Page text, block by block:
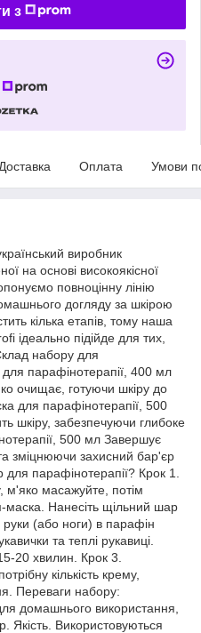
з
Доставка Оплата Умови
виробник
на основі високоякісної
повноцінну лінію
догляду за шкірою
кілька етапів, тому наша
ідеально підійде для тих,
набору для
парафінотерапії, 400 мл
очищає, готуючи шкіру до
для парафінотерапії, 500
шкіру, забезпечуючи глибоке
500 мл Завершує
зміцнюючи захисний бар'єр
парафінотерапії? Крок 1.
м'яко масажуйте, потім
маска. Нанесіть щільний шар
руки (або ноги) в парафін
та теплі рукавиці.
20 хвилин. Крок 3.
кількість крему,
Переваги набору:
домашнього використання,
Якість. Використовуються